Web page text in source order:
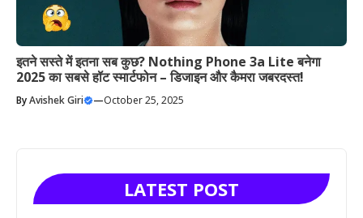
इतने सस्ते में इतना सब कुछ? Nothing Phone 3a Lite बनेगा
2025 का सबसे हॉट स्मार्टफोन – डिजाइन और कैमरा जबरदस्त!
ByAvishek Giri —October 25, 2025
LATEST POST